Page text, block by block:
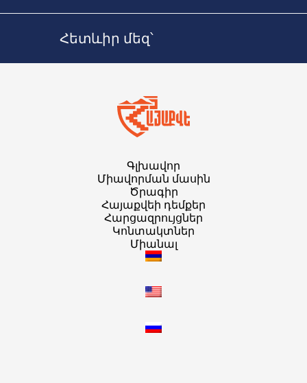
Հետևիր մեզ՝
Գլխավոր
Միավորման մասին
Ծրագիր
Հայաքվեի դեմքեր
Հարցազրույցներ
Կոնտակտներ
Միանալ